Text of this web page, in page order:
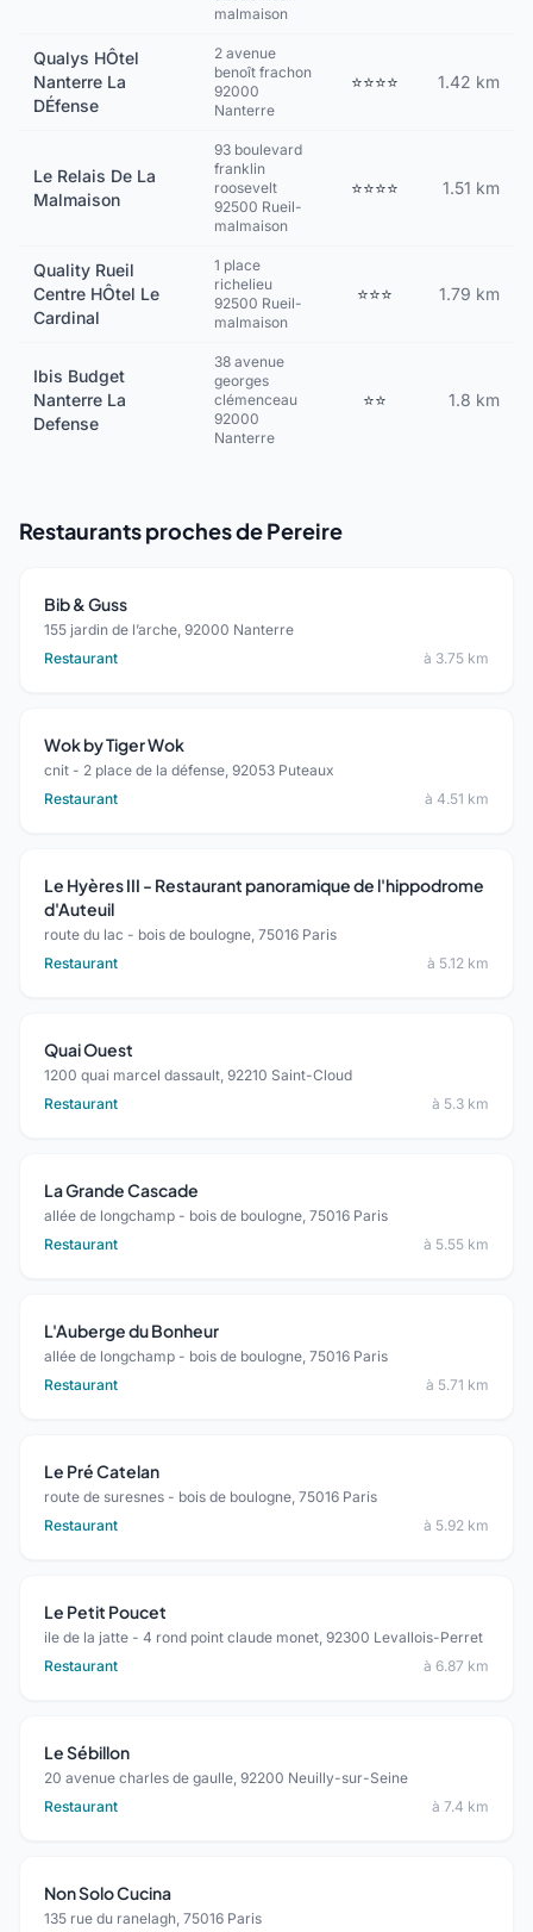
malmaison
Qualys HÔtel
Nanterre La
DÉfense
2 avenue
benoît frachon
92000
Nanterre
⭐⭐⭐⭐ 1.42 km
Le Relais De La
Malmaison
93 boulevard
franklin
roosevelt
92500 Rueil-
malmaison
⭐⭐⭐⭐ 1.51 km
Quality Rueil
Centre HÔtel Le
Cardinal
1 place
richelieu
92500 Rueil-
malmaison
⭐⭐⭐ 1.79 km
Ibis Budget
Nanterre La
Defense
38 avenue
georges
clémenceau
92000
Nanterre
⭐⭐ 1.8 km
Restaurants proches de Pereire
Bib & Guss
155 jardin de l’arche, 92000 Nanterre
Restaurant
à 3.75 km
Wok by Tiger Wok
cnit - 2 place de la défense, 92053 Puteaux
Restaurant
à 4.51 km
Le Hyères III - Restaurant panoramique de l'hippodrome
d'Auteuil
route du lac - bois de boulogne, 75016 Paris
Restaurant
à 5.12 km
Quai Ouest
1200 quai marcel dassault, 92210 Saint-Cloud
Restaurant
à 5.3 km
La Grande Cascade
allée de longchamp - bois de boulogne, 75016 Paris
Restaurant
à 5.55 km
L'Auberge du Bonheur
allée de longchamp - bois de boulogne, 75016 Paris
Restaurant
à 5.71 km
Le Pré Catelan
route de suresnes - bois de boulogne, 75016 Paris
Restaurant
à 5.92 km
Le Petit Poucet
ile de la jatte - 4 rond point claude monet, 92300 Levallois-Perret
Restaurant
à 6.87 km
Le Sébillon
20 avenue charles de gaulle, 92200 Neuilly-sur-Seine
Restaurant
à 7.4 km
Non Solo Cucina
135 rue du ranelagh, 75016 Paris